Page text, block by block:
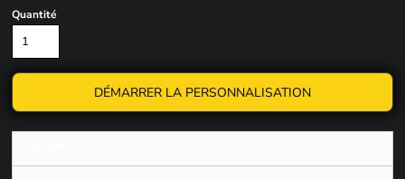
Quantité
DÉMARRER LA PERSONNALISATION